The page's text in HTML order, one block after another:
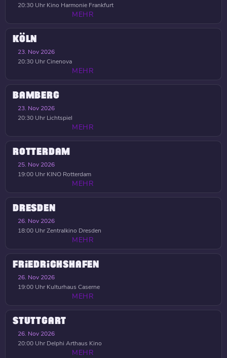
20:30 Uhr Kino Harmonie Frankfurt
MEHR
KÖLN
23. Nov 2026
20:30 UhrCinenova
MEHR
BAMBERG
23. Nov 2026
20:30 Uhr Lichtspiel
MEHR
ROTTERDAM
25. Nov 2026
19:00 Uhr KINO Rotterdam
MEHR
DRESDEN
26. Nov 2026
18:00 UhrZentralkino Dresden
MEHR
FRIEDRICHSHAFEN
26. Nov 2026
19:00 Uhr Kulturhaus Caserne
MEHR
STUTTGART
26. Nov 2026
20:00 Uhr Delphi Arthaus Kino
MEHR